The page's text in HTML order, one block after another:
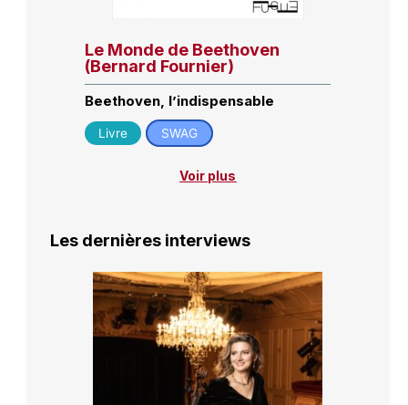
Le Monde de Beethoven
(Bernard Fournier)
Beethoven, l’indispensable
Livre SWAG
Voir plus
Les dernières interviews